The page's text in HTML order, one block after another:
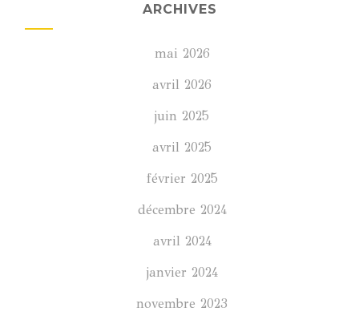
ARCHIVES
mai 2026
avril 2026
juin 2025
avril 2025
février 2025
décembre 2024
avril 2024
janvier 2024
novembre 2023